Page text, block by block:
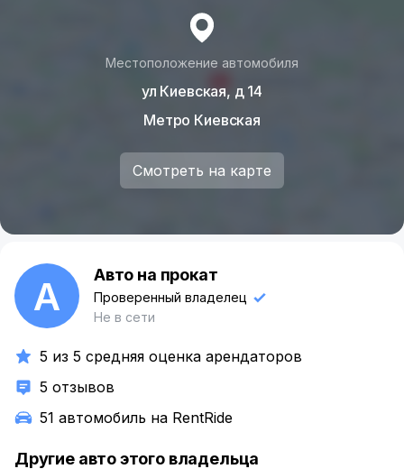
Местоположение автомобиля
ул Киевская, д 14
Метро Киевская
Смотреть на карте
А Авто на прокат
Проверенный владелец
Не в сети
5 из 5 средняя оценка арендаторов
5 отзывов
51 автомобиль на RentRide
Другие авто этого владельца